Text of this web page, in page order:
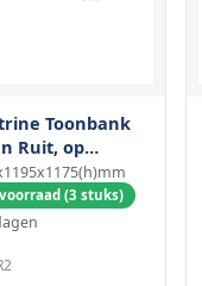
Toonbank
Ruit, op
(3 stuks)